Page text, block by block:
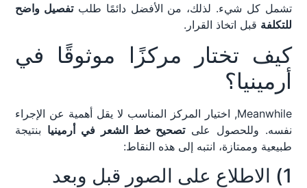
تشمل كل شيء. لذلك، من الأفضل دائمًا طلبتفصيل واضح
للتكلفة قبل اتخاذ القرار.
كيف تختار مركزًا موثوقًا في
أرمينيا؟
Meanwhile, اختيار المركز المناسب لا يقل أهمية عن الإجراء
نفسه. وللحصول علىتصحيح خط الشعر في أرمينيا بنتيجة
طبيعية وممتازة، انتبه إلى هذه النقاط:
1) الاطلاع على الصور قبل وبعد